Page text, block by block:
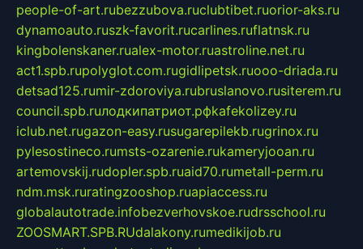
people-of-art.rubezzubova.ruclubtibet.ruorior-aks.ru
dynamoauto.ruszk-favorit.rucarlines.ruflatnsk.ru
kingbolenskaner.rualex-motor.ruastroline.net.ru
act1.spb.rupolyglot.com.rugidlipetsk.ruooo-driada.ru
detsad125.rumir-zdoroviya.rubruslanovo.rusiterem.ru
council.spb.ruлодкипатриот.рфkafekolizey.ru
iclub.net.rugazon-easy.rusugarepilekb.rugrinox.ru
pylesostineco.rumsts-ozarenie.rukameryjooan.ru
artemovskij.rudopler.spb.ruaid70.rumetall-perm.ru
ndm.msk.ruratingzooshop.ruapiaccess.ru
globalautotrade.infobezverhovskoe.rudrsschool.ru
ZOOSMART.SPB.RUdalakony.rumedikijob.ru